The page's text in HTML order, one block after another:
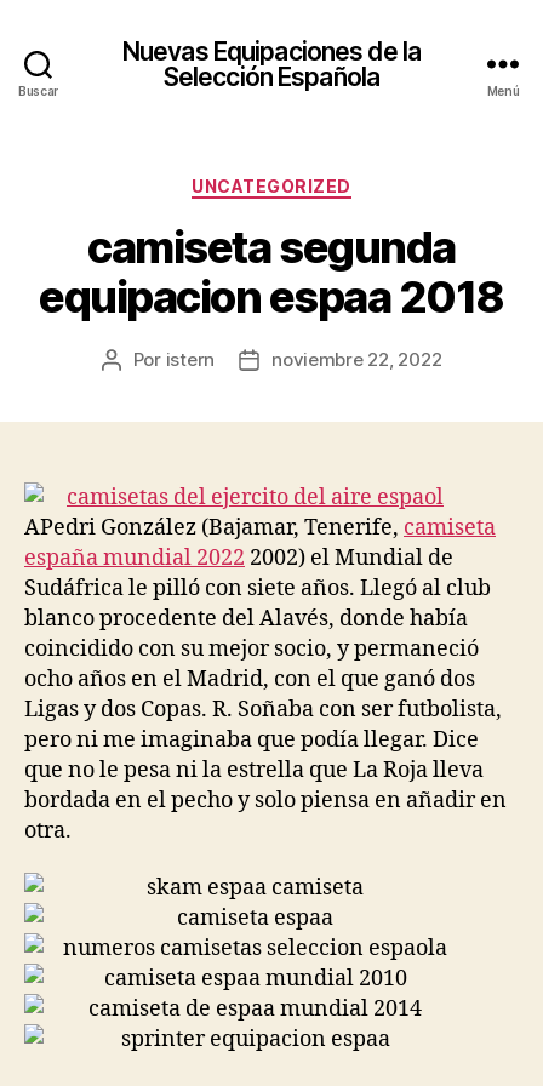
Buscar
Nuevas Equipaciones de la
Selección Española
Menú
Categorías
UNCATEGORIZED
camiseta segunda
equipacion espaa 2018
Autor
Por istern
Fechanoviembre 22, 2022
APedri González (Bajamar, Tenerife, camiseta
españa mundial 2022 2002) el Mundial de
Sudáfrica le pilló con siete años. Llegó al club
blanco procedente del Alavés, donde había
coincidido con su mejor socio, y permaneció
ocho años en el Madrid, con el que ganó dos
Ligas y dos Copas. R. Soñaba con ser futbolista,
pero ni me imaginaba que podía llegar. Dice
que no le pesa ni la estrella que La Roja lleva
bordada en el pecho y solo piensa en añadir en
otra.